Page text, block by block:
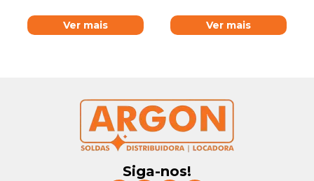
Ver mais Ver mais
Siga-nos!